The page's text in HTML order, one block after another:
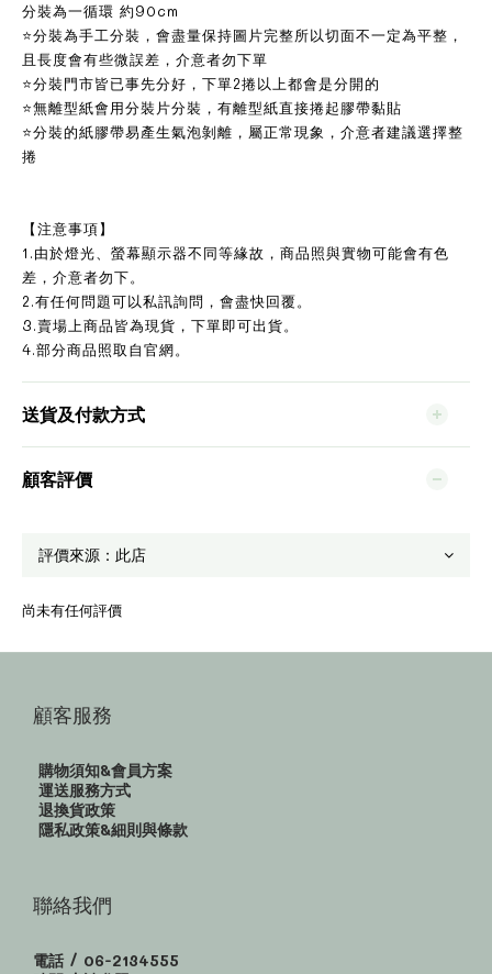
分裝為一循環 約90cm
⭐分裝為手工分裝，會盡量保持圖片完整所以切面不一定為平整，
且長度會有些微誤差，介意者勿下單
⭐分裝門市皆已事先分好，下單2捲以上都會是分開的
⭐無離型紙會用分裝片分裝，有離型紙直接捲起膠帶黏貼
⭐分裝的紙膠帶易產生氣泡剝離，屬正常現象，介意者建議選擇整
捲
【注意事項】
1.由於燈光、螢幕顯示器不同等緣故，商品照與實物可能會有色
差，介意者勿下。
2.有任何問題可以私訊詢問，會盡快回覆。
3.賣場上商品皆為現貨，下單即可出貨。
4.部分商品照取自官網。
送貨及付款方式
顧客評價
尚未有任何評價
顧客服務
購物須知&會員方案
運送服務方式
退換貨政策
隱私政策&細則與條款
聯絡我們
電話 / 06-2134555